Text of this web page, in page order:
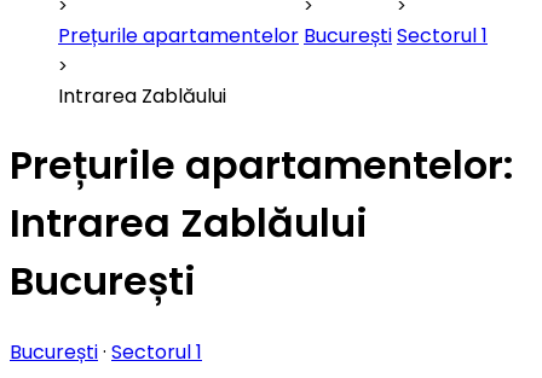
Prețurile apartamentelor BucureștiSectorul 1
Intrarea Zablăului
Prețurile apartamentelor:
Intrarea Zablăului
București
București· Sectorul 1